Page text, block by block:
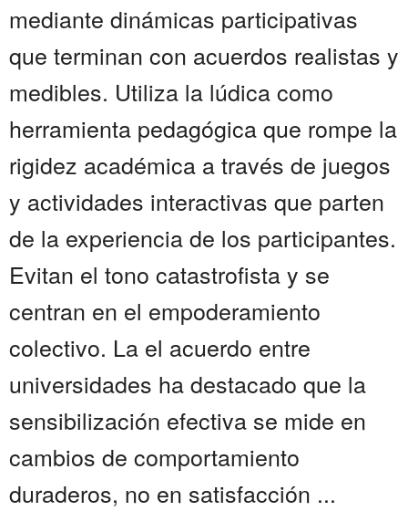
mediante dinámicas participativas
que terminan con acuerdos realistas y
medibles. Utiliza la lúdica como
herramienta pedagógica que rompe la
rigidez académica a través de juegos
y actividades interactivas que parten
de la experiencia de los participantes.
Evitan el tono catastrofista y se
centran en el empoderamiento
colectivo. La el acuerdo entre
universidades ha destacado que la
sensibilización efectiva se mide en
cambios de comportamiento
duraderos, no en satisfacción ...